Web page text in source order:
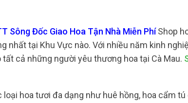
Sông Đốc Giao Hoa Tận Nhà Miễn PhíShop
nhất tại Khu Vực nào. Với nhiều năm kinh
cả những người yêu thương hoa tại Cà Mau.
hoa tươi đa dạng như huê hồng, hoa cẩm tú